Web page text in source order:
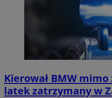
Kierował BMW
latek zatrzymany w